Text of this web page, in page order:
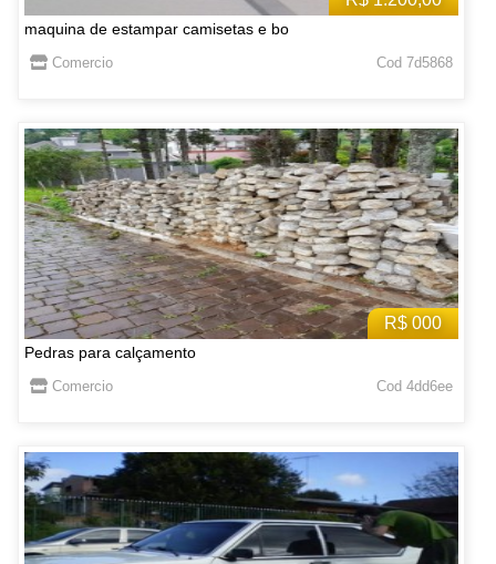
maquina de estampar camisetas e bo
Comercio Cod 7d5868
R$ 000
Pedras para calçamento
Comercio Cod 4dd6ee